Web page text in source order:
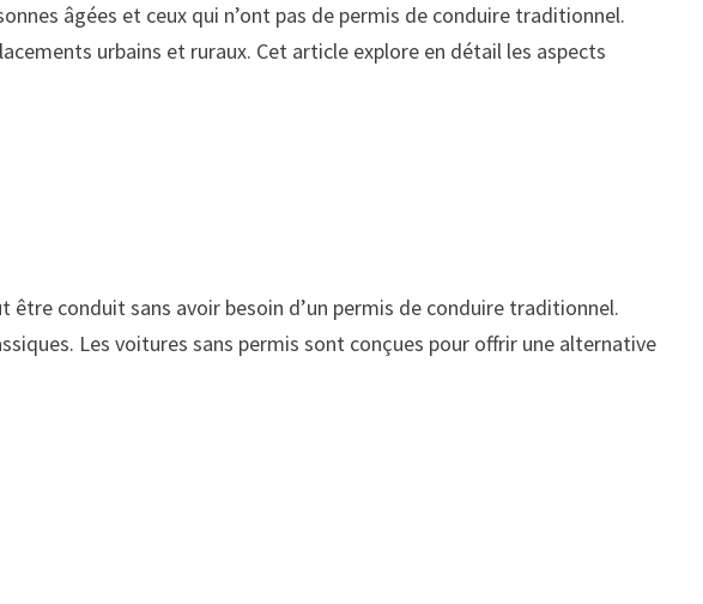
âgées et ceux qui n’ont pas de permis de conduire traditionnel.
urbains et ruraux. Cet article explore en détail les aspects
être conduit sans avoir besoin d’un permis de conduire traditionnel.
Les voitures sans permis sont conçues pour offrir une alternative